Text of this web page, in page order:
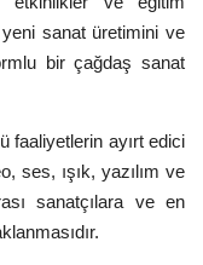
sanat üretimini ve
bir çağdaş sanat
faaliyetlerin ayırt edici
ses, ışık, yazılım ve
sanatçılara ve en